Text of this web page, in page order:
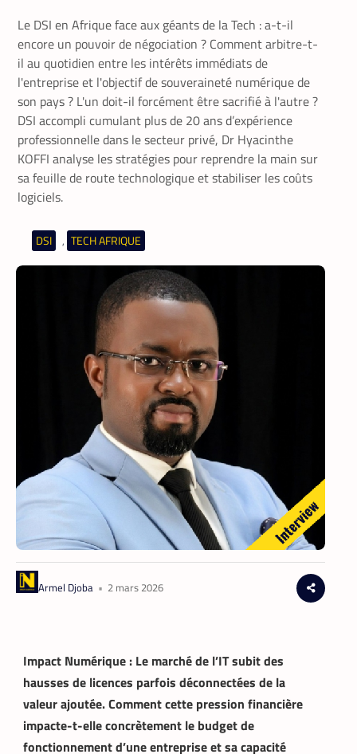
Le DSI en Afrique face aux géants de la Tech : a-t-il
encore un pouvoir de négociation ? Comment arbitre-t-
il au quotidien entre les intérêts immédiats de
l'entreprise et l'objectif de souveraineté numérique de
son pays ? L'un doit-il forcément être sacrifié à l'autre ?
DSI accompli cumulant plus de 20 ans d’expérience
professionnelle dans le secteur privé, Dr Hyacinthe
KOFFI analyse les stratégies pour reprendre la main sur
sa feuille de route technologique et stabiliser les coûts
logiciels.
DSI , TECH AFRIQUE
Armel Djoba • 2 mars 2026
Impact Numérique : Le marché de l’IT subit des
hausses de licences parfois déconnectées de la
valeur ajoutée. Comment cette pression financière
impacte-t-elle concrètement le budget de
fonctionnement d’une entreprise et sa capacité